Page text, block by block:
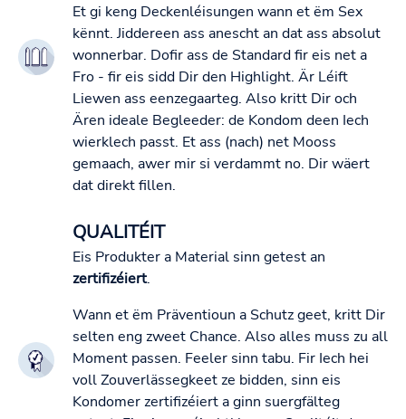
Et gi keng Deckenléisungen wann et ëm Sex
kënnt. Jiddereen ass anescht an dat ass absolut
wonnerbar. Dofir ass de Standard fir eis net a
Fro - fir eis sidd Dir den Highlight. Är Léift
Liewen ass eenzegaarteg. Also kritt Dir och
Ären ideale Begleeder: de Kondom deen Iech
wierklech passt. Et ass (nach) net Mooss
gemaach, awer mir si verdammt no. Dir wäert
dat direkt fillen.
QUALITÉIT
Eis Produkter a Material sinn getest an
zertifizéiert.
Wann et ëm Präventioun a Schutz geet, kritt Dir
selten eng zweet Chance. Also alles muss zu all
Moment passen. Feeler sinn tabu. Fir Iech hei
voll Zouverlässegkeet ze bidden, sinn eis
Kondomer zertifizéiert a ginn suergfälteg